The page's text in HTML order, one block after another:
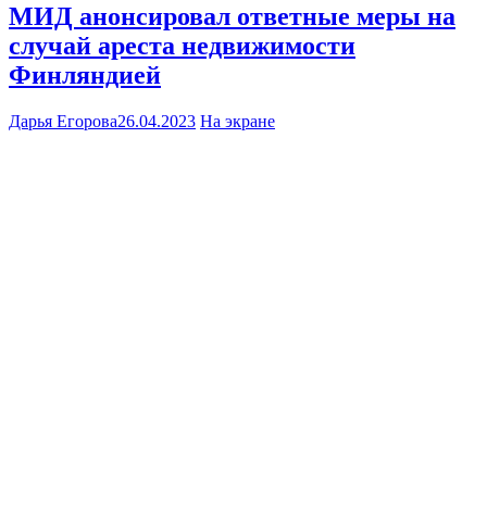
МИД анонсировал ответные меры на
случай ареста недвижимости
Финляндией
Дарья Егорова26.04.2023 На экране